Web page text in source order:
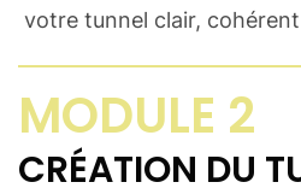
votre tunnel clair,
MODULE 2
CRÉATION DU